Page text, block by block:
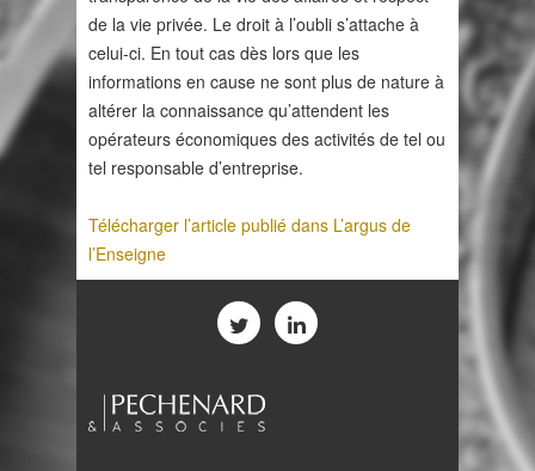
de la vie privée. Le droit à l’oubli s’attache à
celui-ci. En tout cas dès lors que les
informations en cause ne sont plus de nature à
altérer la connaissance qu’attendent les
opérateurs économiques des activités de tel ou
tel responsable d’entreprise.
Télécharger l’article publié dans L’argus de
l’Enseigne